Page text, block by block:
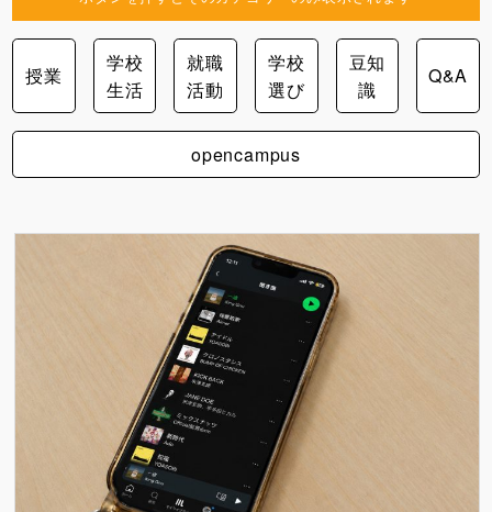
授業
学校
生活
就職
活動
学校
選び
豆知
識
Q&A
opencampus